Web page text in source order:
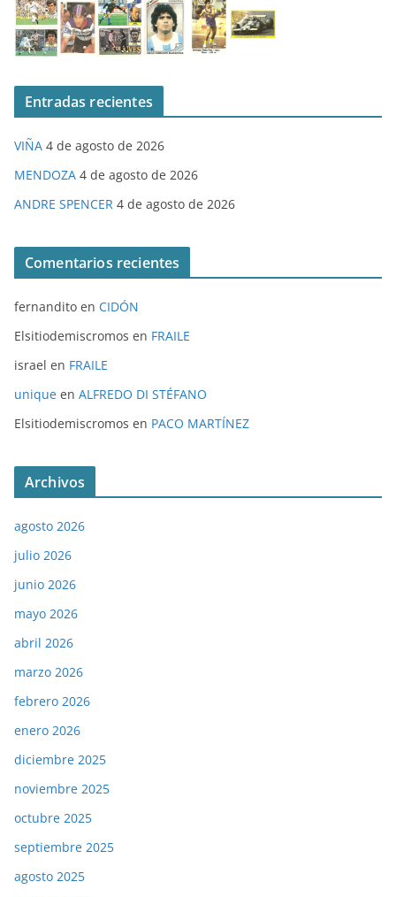
Entradas recientes
VIÑA 4 de agosto de 2026
MENDOZA 4 de agosto de 2026
ANDRE SPENCER 4 de agosto de 2026
Comentarios recientes
fernandito en CIDÓN
Elsitiodemiscromos en FRAILE
israel en FRAILE
unique en ALFREDO DI STÉFANO
Elsitiodemiscromos en PACO MARTÍNEZ
Archivos
agosto 2026
julio 2026
junio 2026
mayo 2026
abril 2026
marzo 2026
febrero 2026
enero 2026
diciembre 2025
noviembre 2025
octubre 2025
septiembre 2025
agosto 2025